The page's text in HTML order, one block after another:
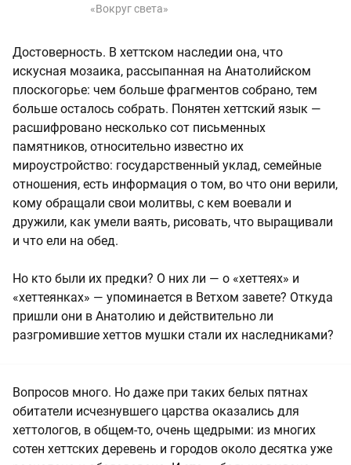
«Вокруг света»
Достоверность. В хеттском наследии она, что
искусная мозаика, рассыпанная на Анатолийском
плоскогорье: чем больше фрагментов собрано, тем
больше осталось собрать. Понятен хеттский язык —
расшифровано несколько сот письменных
памятников, относительно известно их
мироустройство: государственный уклад, семейные
отношения, есть информация о том, во что они верили,
кому обращали свои молитвы, с кем воевали и
дружили, как умели ваять, рисовать, что выращивали
и что ели на обед.
Но кто были их предки? О них ли — о «хеттеях» и
«хеттеянках» — упоминается в Ветхом завете? Откуда
пришли они в Анатолию и действительно ли
разгромившие хеттов мушки стали их наследниками?
Вопросов много. Но даже при таких белых пятнах
обитатели исчезнувшего царства оказались для
хеттологов, в общем-то, очень щедрыми: из многих
сотен хеттских деревень и городов около десятка уже